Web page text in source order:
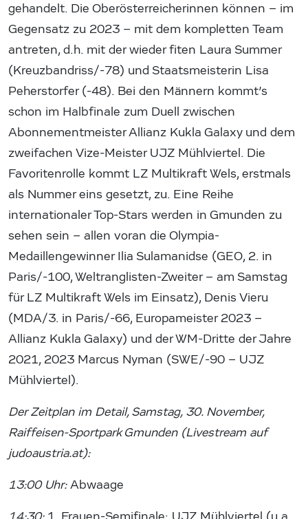
gehandelt. Die Oberösterreicherinnen können – im
Gegensatz zu 2023 – mit dem kompletten Team
antreten, d.h. mit der wieder fiten Laura Summer
(Kreuzbandriss/-78) und Staatsmeisterin Lisa
Peherstorfer (-48). Bei den Männern kommt’s
schon im Halbfinale zum Duell zwischen
Abonnementmeister Allianz Kukla Galaxy und dem
zweifachen Vize-Meister UJZ Mühlviertel. Die
Favoritenrolle kommt LZ Multikraft Wels, erstmals
als Nummer eins gesetzt, zu. Eine Reihe
internationaler Top-Stars werden in Gmunden zu
sehen sein – allen voran die Olympia-
Medaillengewinner Ilia Sulamanidse (GEO, 2. in
Paris/-100, Weltranglisten-Zweiter – am Samstag
für LZ Multikraft Wels im Einsatz), Denis Vieru
(MDA/3. in Paris/-66, Europameister 2023 –
Allianz Kukla Galaxy) und der WM-Dritte der Jahre
2021, 2023 Marcus Nyman (SWE/-90 – UJZ
Mühlviertel).
Der Zeitplan im Detail, Samstag, 30. November,
Raiffeisen-Sportpark Gmunden (Livestream auf
judoaustria.at):
13:00 Uhr:Abwaage